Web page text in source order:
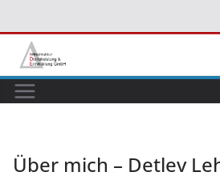
Inhalt
springen
Über mich – Detlev